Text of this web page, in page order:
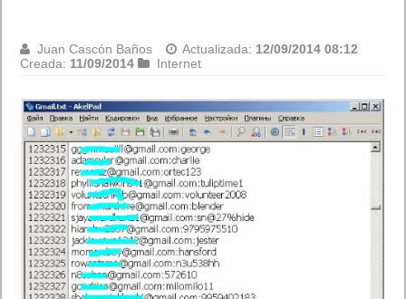
Juan Cascón Baños Actualizada: 12/09/2014 08:12
Creada: 11/09/2014 Internet